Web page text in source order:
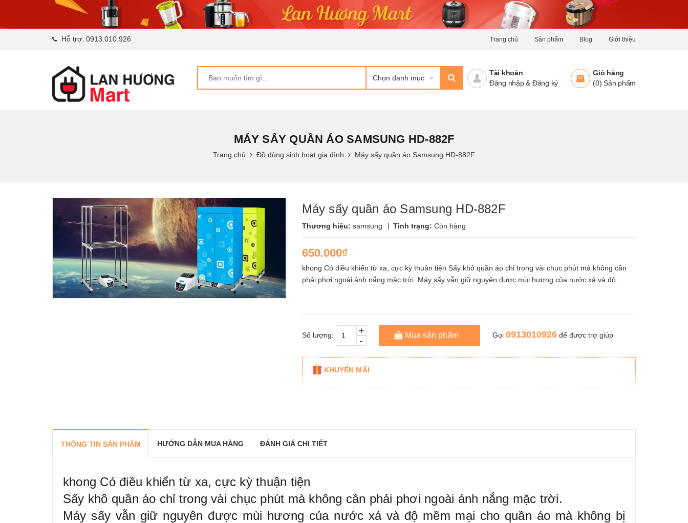
Hỗ trợ: 0913.010.926 Trang chủ Sản phẩm Blog Giới thiệu
Chọn danh mục
Giỏ hàng
(0) Sản phẩm
Tài khoản
Đăng nhập& Đăng ký
MÁY SẤY QUẦN ÁO SAMSUNG HD-882F
Trang chủ Đồ dùng sinh hoạt gia đình Máy sấy quần áo Samsung HD-882F
Máy sấy quần áo Samsung HD-882F
Thương hiệu: samsung | Tình trạng: Còn hàng
650.000₫
khong Có điều khiển từ xa, cực kỳ thuận tiện Sấy khô quần áo chỉ trong vài chục phút mà không cần
phải phơi ngoài ánh nắng mặc trời. Máy sấy vẫn giữ nguyên được mùi hương của nước xả và độ...
Số lượng: -
+ Mua sản phẩm Gọi 0913010926để được trợ giúp
KHUYẾN MÃI
THÔNG TIN SẢN PHẨM HƯỚNG DẪN MUA HÀNG ĐÁNH GIÁ CHI TIẾT
khong Có điều khiển từ xa, cực kỳ thuận tiện
Sấy khô quần áo chỉ trong vài chục phút mà không cần phải phơi ngoài ánh nắng mặc trời.
Máy sấy vẫn giữ nguyên được mùi hương của nước xả và độ mềm mại cho quần áo mà không bị